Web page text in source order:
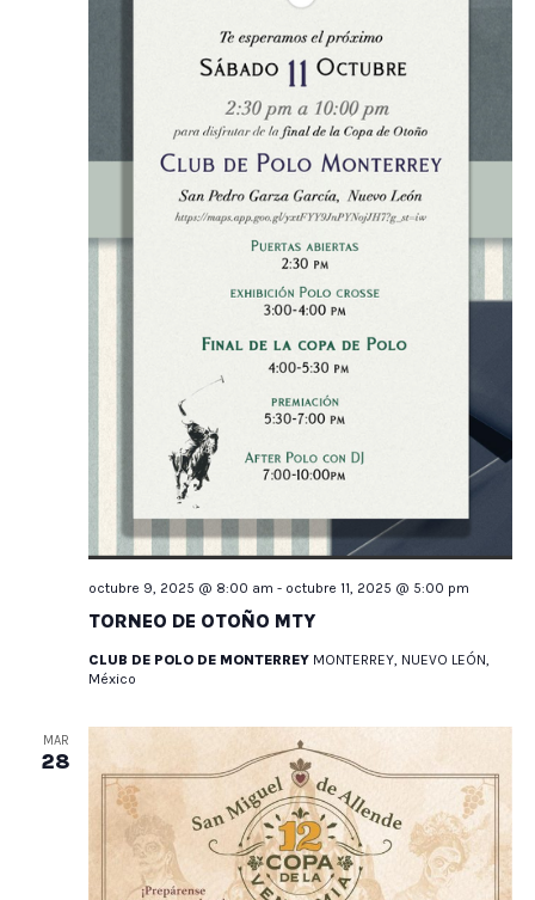
TORNEO DE OTOÑO MTY
octubre 9, 2025 @ 8:00 am - octubre 11, 2025 @ 5:00 pm
CLUB DE POLO DE MONTERREY MONTERREY, NUEVO LEÓN,
México
MAR
28